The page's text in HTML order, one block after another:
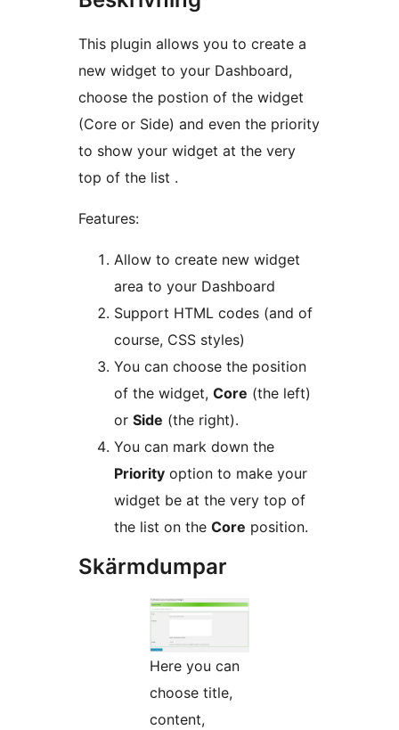
This plugin allows you to create a
new widget to your Dashboard,
choose the postion of the widget
(Core or Side) and even the priority
to show your widget at the very
top of the list .
Features:
Allow to create new widget
area to your Dashboard
Support HTML codes (and of
course, CSS styles)
You can choose the position
of the widget, Core (the left)
or Side (the right).
You can mark down the
Priority option to make your
widget be at the very top of
the list on the Core position.
Skärmdumpar
Here you can
choose title,
content,